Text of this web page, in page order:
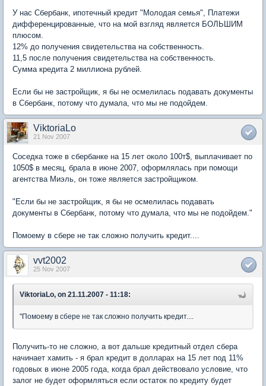
У нас Сбербанк, ипотечный кредит "Молодая семья", Платежи
дифференцированные, что на мой взгляд является БОЛЬШИМ
плюсом.
12% до получения свидетельства на собственность.
11,5 после получения свидетельства на собственность.
Сумма кредита 2 миллиона рублей.
Если бы не застройщик, я бы не осмелилась подавать документы
в Сбербанк, потому что думала, что мы не подойдем.
ViktoriaLo
21 Nov 2007
Соседка тоже в сбербанке на 15 лет около 100т$, выплачивает по
1050$ в месяц, брала в июне 2007, оформлялась при помощи
агентства Миэль, он тоже является застройщиком.
"Если бы не застройщик, я бы не осмелилась подавать
документы в Сбербанк, потому что думала, что мы не подойдем."
Помоему в сбере не так сложно получить кредит....
vvt2002
25 Nov 2007
ViktoriaLo, on 21.11.2007 - 11:18:
"Помоему в сбере не так сложно получить кредит....
Получить-то не сложно, а вот дальше кредитный отдел сбера
начинает хамить - я брал кредит в долларах на 15 лет под 11%
годовых в июне 2005 года, когда брал действовало условие, что
залог не будет оформляться если остаток по кредиту будет